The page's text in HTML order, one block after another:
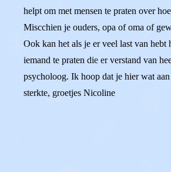
helpt om met mensen te praten over
Miscchien je ouders, opa of oma of
Ook kan het als je er veel last van hebt
iemand te praten die er verstand van
psycholoog. Ik hoop dat je hier wat
sterkte, groetjes Nicoline